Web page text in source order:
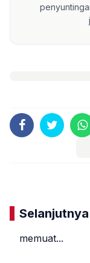
Selanjutnya
memuat...